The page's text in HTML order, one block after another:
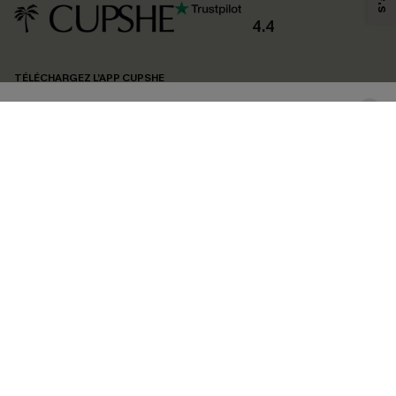
4.4
TÉLÉCHARGEZ L’APP CUPSHE
confidentialité
. Vous pouvez vous désabonner à tout moment.